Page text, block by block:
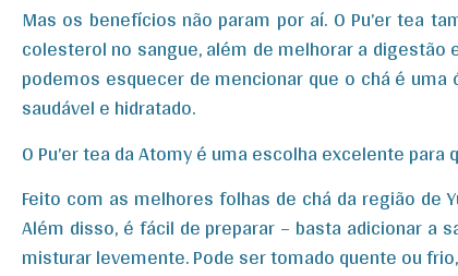
Mas os benefícios não param por aí. O Pu’er tea
colesterol no sangue, além de melhorar a digestão
podemos esquecer de mencionar que o chá é
saudável e hidratado.
O Pu’er tea da Atomy é uma escolha excelente
Feito com as melhores folhas de chá da região de
Além disso, é fácil de preparar – basta adicionar a
misturar levemente. Pode ser tomado quente ou